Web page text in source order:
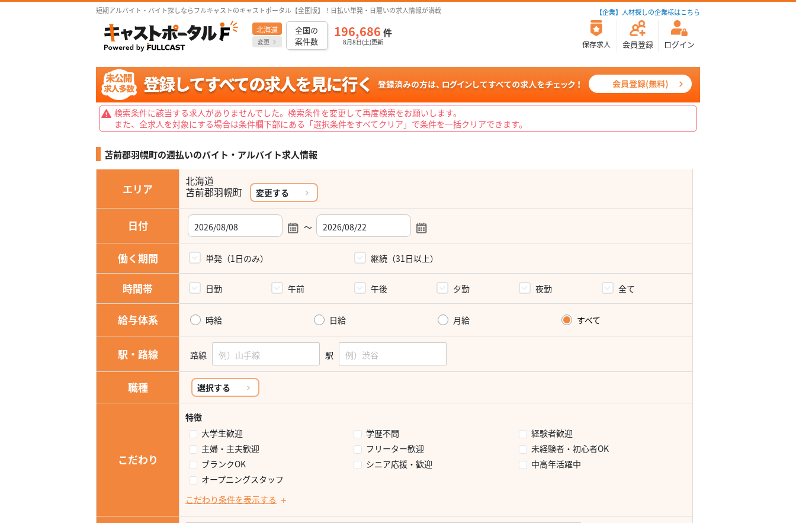
短期アルバイト・バイト探しならフルキャストのキャストポータル【全国版】！日払い単発・日雇いの求人情報が満載 【企業】人材探しの企業様はこちら
北海道
変更
全国の
案件数
196,686 件
8月8日(土)更新 保存求人 会員登録 ログイン
検索条件に該当する求人がありませんでした。検索条件を変更して再度検索をお願いします。
また、全求人を対象にする場合は条件欄下部にある「選択条件をすべてクリア」で条件を一括クリアできます。
苫前郡羽幌町の週払いのバイト・アルバイト求人情報
エリア
北海道
変更する
日付 ～
働く期間 単発（1日のみ） 継続（31日以上）
時間帯 日勤 午前 午後 夕勤 夜勤 全て
給与体系 時給 日給 月給 すべて
駅・路線 路線 駅
職種 選択する
こだわり
特徴
大学生歓迎
学歴不問
経験者歓迎
主婦・主夫歓迎
フリーター歓迎
未経験者・初心者OK
ブランクOK
シニア応援・歓迎
中高年活躍中
オープニングスタッフ
こだわり条件を表示する